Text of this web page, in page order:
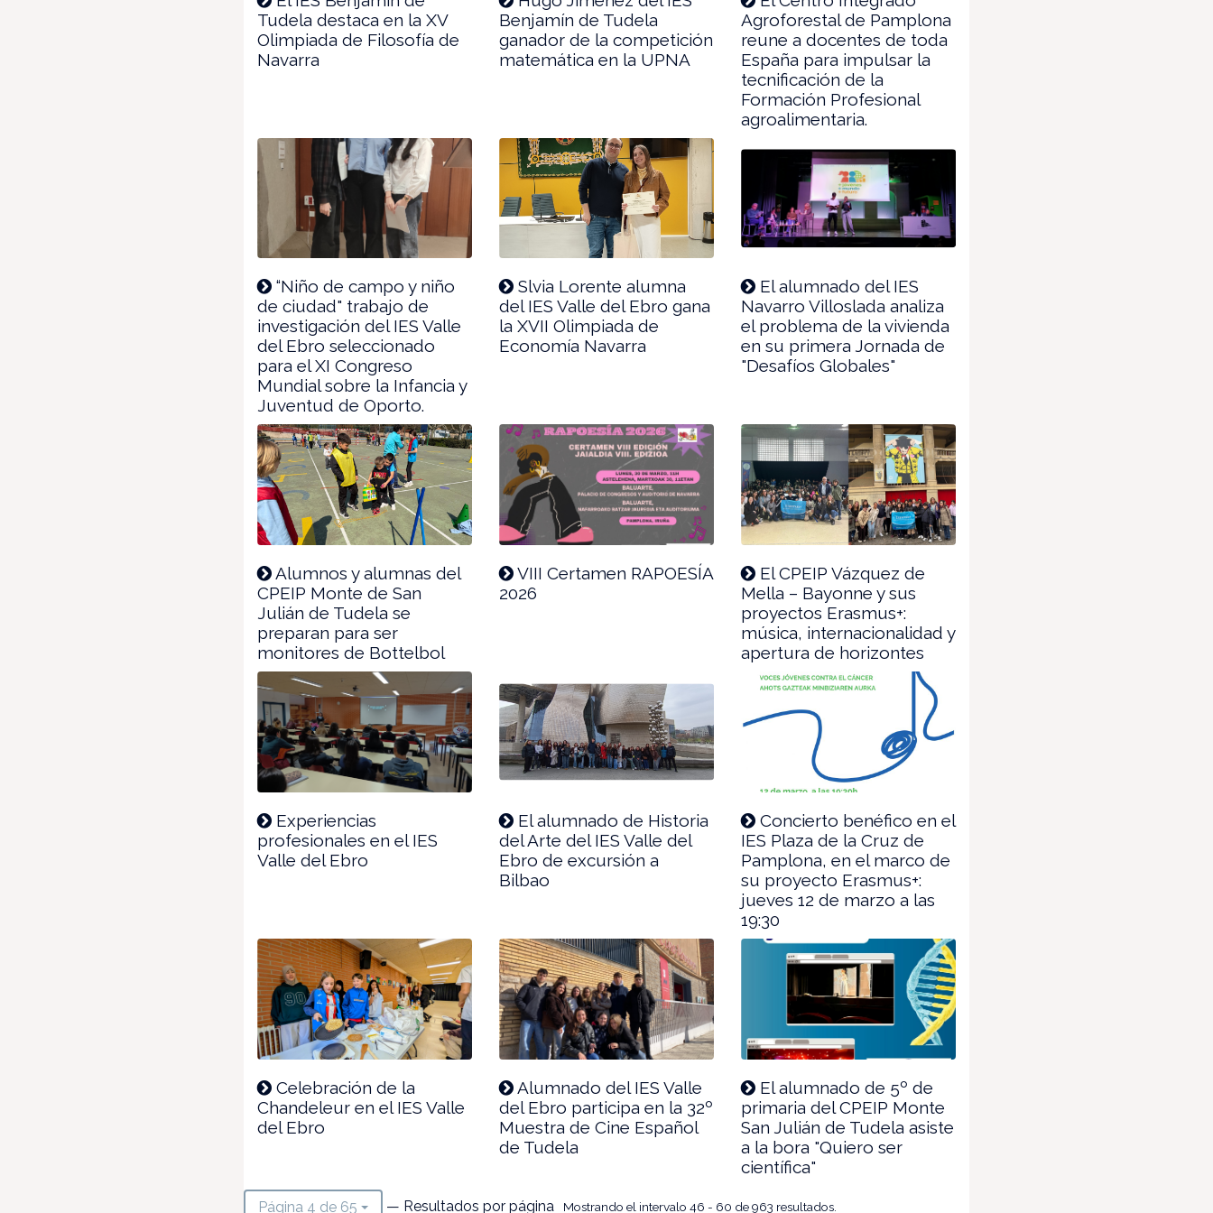
Tudela destaca en la XV
Olimpiada de Filosofía de
Navarra
Benjamín de Tudela
ganador de la competición
matemática en la UPNA
Agroforestal de Pamplona
reune a docentes de toda
España para impulsar la
tecnificación de la
Formación Profesional
agroalimentaria.
“Niño de campo y niño
de ciudad" trabajo de
investigación del IES Valle
del Ebro seleccionado
para el XI Congreso
Mundial sobre la Infancia y
Juventud de Oporto.
Slvia Lorente alumna
del IES Valle del Ebro gana
la XVII Olimpiada de
Economía Navarra
El alumnado del IES
Navarro Villoslada analiza
el problema de la vivienda
en su primera Jornada de
"Desafíos Globales"
Alumnos y alumnas del
CPEIP Monte de San
Julián de Tudela se
preparan para ser
monitores de Bottelbol
VIII Certamen RAPOESÍA
2026
El CPEIP Vázquez de
Mella – Bayonne y sus
proyectos Erasmus+:
música, internacionalidad y
apertura de horizontes
Experiencias
profesionales en el IES
Valle del Ebro
El alumnado de Historia
del Arte del IES Valle del
Ebro de excursión a
Bilbao
Concierto benéfico en el
IES Plaza de la Cruz de
Pamplona, en el marco de
su proyecto Erasmus+:
jueves 12 de marzo a las
19:30
Celebración de la
Chandeleur en el IES Valle
del Ebro
Alumnado del IES Valle
del Ebro participa en la 32º
Muestra de Cine Español
de Tudela
El alumnado de 5º de
primaria del CPEIP Monte
San Julián de Tudela asiste
a la bora "Quiero ser
científica"
Página 4 de 65 — Resultados por página Mostrando el intervalo 46 - 60 de 963 resultados.